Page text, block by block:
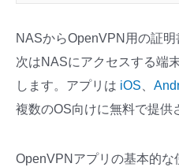
NASからOpenVPN用の証明
次はNASにアクセスする端
します。アプリは iOS
複数のOS向けに無料で提供
OpenVPNアプリの基本的